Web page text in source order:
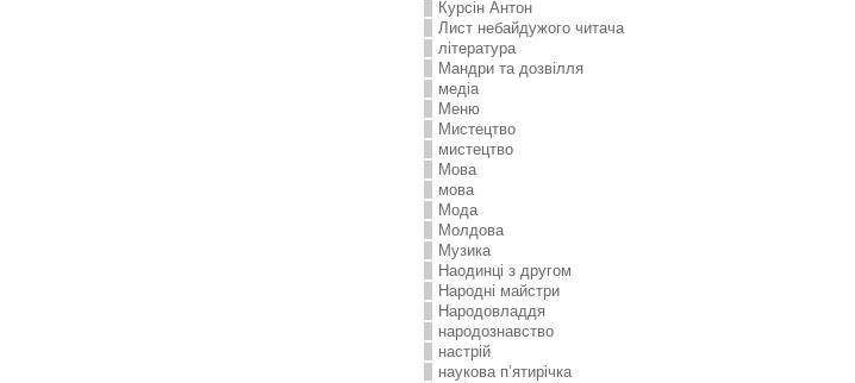
Курсін Антон
Лист небайдужого читача
література
Мандри та дозвілля
медіа
Меню
Мистецтво
мистецтво
Мова
мова
Мода
Молдова
Музика
Наодинці з другом
Народні майстри
Народовладдя
народознавство
настрій
наукова п’ятирічка